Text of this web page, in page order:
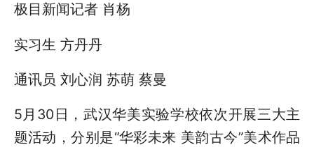
极目新闻记者 肖杨
实习生 方丹丹
通讯员 刘心润 苏萌 蔡曼
5月30日，武汉华美实验学校依次开展三大主
题活动，分别是“华彩未来 美韵古今”美术作品